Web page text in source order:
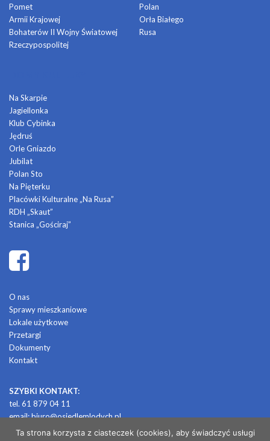
Pomet
Armii Krajowej
Bohaterów II Wojny Światowej
Rzeczypospolitej
Polan
Orła Białego
Rusa
Na Skarpie
Jagiellonka
Klub Cybinka
Jędruś
Orle Gniazdo
Jubilat
Polan Sto
Na Pięterku
Placówki Kulturalne „Na Rusa”
RDH „Skaut”
Stanica „Gościraj”
O nas
Sprawy mieszkaniowe
Lokale użytkowe
Przetargi
Dokumenty
Kontakt
SZYBKI KONTAKT:
tel. 61 879 04 11
email:biuro@osiedlemlodych.pl
Ta strona korzysta z ciasteczek (cookies), aby świadczyć usługi